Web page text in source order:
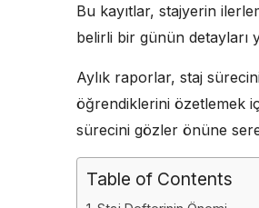
Bu kayıtlar, stajyerin
belirli bir günün detayları
Aylık raporlar, staj
öğrendiklerini özetlemek
sürecini gözler önüne
Table of Contents